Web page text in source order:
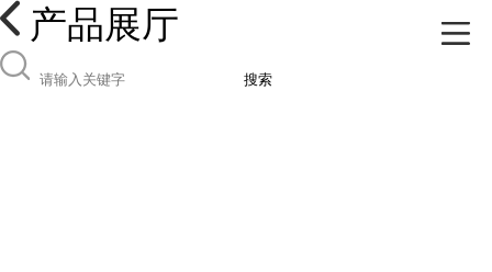
产品展厅
搜索